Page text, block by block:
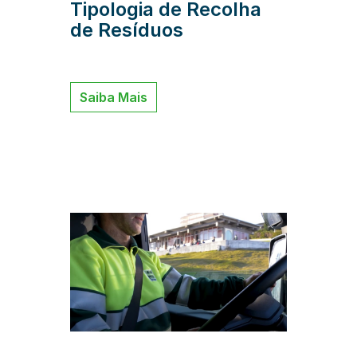
Tipologia de Recolha
de Resíduos
Saiba Mais